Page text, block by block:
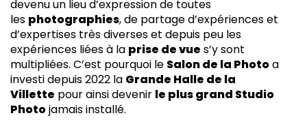
devenu un lieu d’expression de toutes
les photographies, de partage d’expériences et
d’expertises très diverses et depuis peu les
expériences liées à la prise de vue s’y sont
multipliées. C’est pourquoi le Salon de la Photoa
investi depuis 2022 la Grande Halle de la
Villette pour ainsi devenir le plus grand Studio
Photojamais installé.